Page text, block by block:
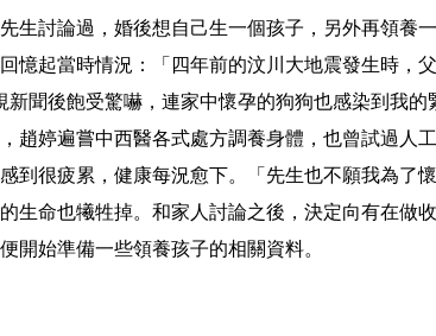
先生討論過，婚後想自己生一個孩子，另外再領養
憶起當時情況：「四年前的汶川大地震發生時，
新聞後飽受驚嚇，連家中懷孕的狗狗也感染到我
趙婷遍嘗中西醫各式處方調養身體，也曾試過人
到很疲累，健康每況愈下。「先生也不願我為了
生命也犧牲掉。和家人討論之後，決定向有在做
開始準備一些領養孩子的相關資料。